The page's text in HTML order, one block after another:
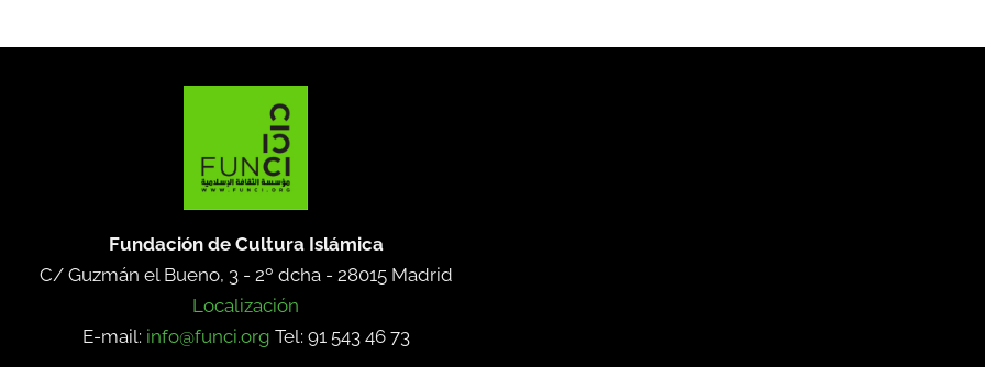
Fundación de Cultura Islámica
C/ Guzmán el Bueno, 3 - 2º dcha - 28015 Madrid
Localización
E-mail: info@funci.org Tel: 91 543 46 73